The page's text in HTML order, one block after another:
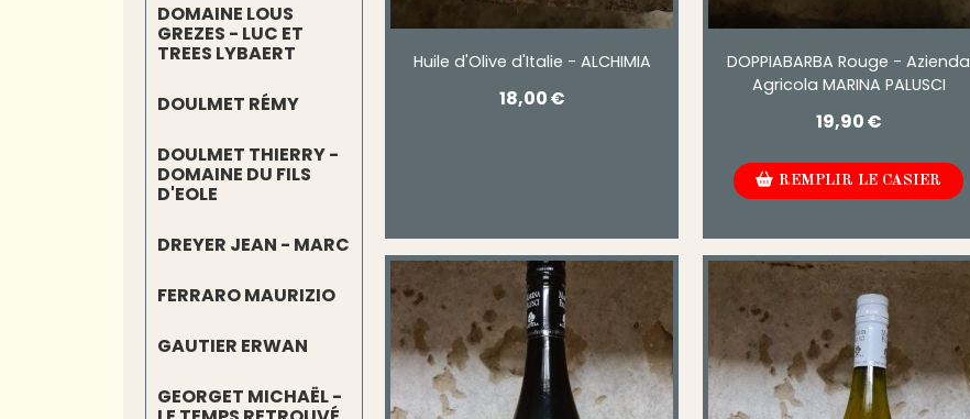
DOMAINE LOUS
GREZES - LUC ET
TREES LYBAERT
DOULMET RÉMY
DOULMET THIERRY -
DOMAINE DU FILS
D'EOLE
DREYER JEAN - MARC
FERRARO MAURIZIO
GAUTIER ERWAN
GEORGET MICHAËL -
Huile d'Olive d'Italie - ALCHIMIA
18,00€
DOPPIABARBA Rouge - Azienda
Agricola MARINA PALUSCI
19,90€
REMPLIR LE CASIER